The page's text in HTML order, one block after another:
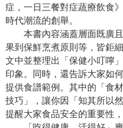
症，一日三餐對症蔬療飲食
時代潮流的創舉。
本書內容涵蓋層面既廣且
果到保鮮烹煮原則等，皆鉅
文中並整理出「保健小叮嚀
印象。同時，還告訴大家如
提供食譜範例。其中的「食
技巧」，讓你因「知其所以
提醒大家食品安全的重要性